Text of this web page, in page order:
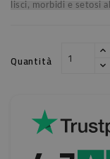
lisci, morbidi e setosi
Quantità